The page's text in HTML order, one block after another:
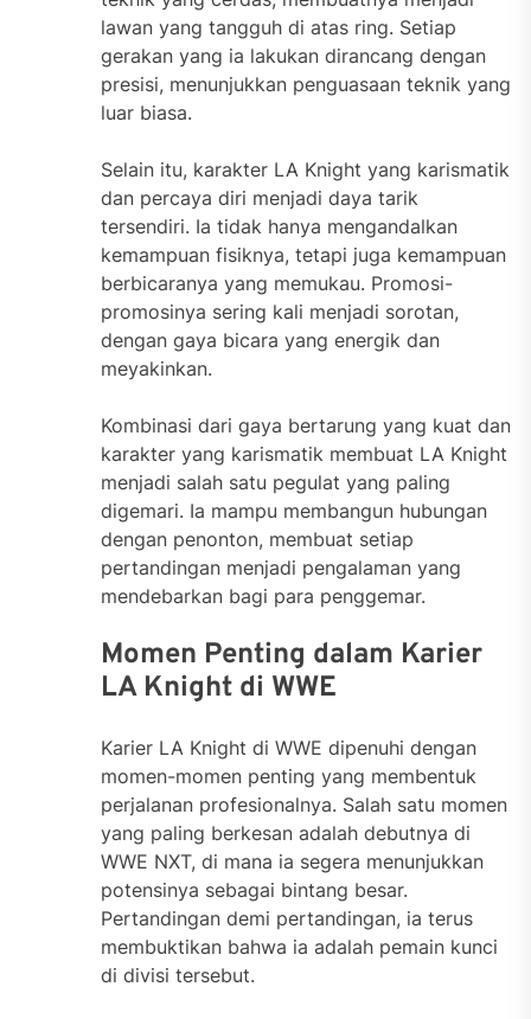
lawan yang tangguh di atas ring. Setiap
gerakan yang ia lakukan dirancang dengan
presisi, menunjukkan penguasaan teknik yang
luar biasa.
Selain itu, karakter LA Knight yang karismatik
dan percaya diri menjadi daya tarik
tersendiri. Ia tidak hanya mengandalkan
kemampuan fisiknya, tetapi juga kemampuan
berbicaranya yang memukau. Promosi-
promosinya sering kali menjadi sorotan,
dengan gaya bicara yang energik dan
meyakinkan.
Kombinasi dari gaya bertarung yang kuat dan
karakter yang karismatik membuat LA Knight
menjadi salah satu pegulat yang paling
digemari. Ia mampu membangun hubungan
dengan penonton, membuat setiap
pertandingan menjadi pengalaman yang
mendebarkan bagi para penggemar.
Momen Penting dalam Karier
LA Knight di WWE
Karier LA Knight di WWE dipenuhi dengan
momen-momen penting yang membentuk
perjalanan profesionalnya. Salah satu momen
yang paling berkesan adalah debutnya di
WWE NXT, di mana ia segera menunjukkan
potensinya sebagai bintang besar.
Pertandingan demi pertandingan, ia terus
membuktikan bahwa ia adalah pemain kunci
di divisi tersebut.